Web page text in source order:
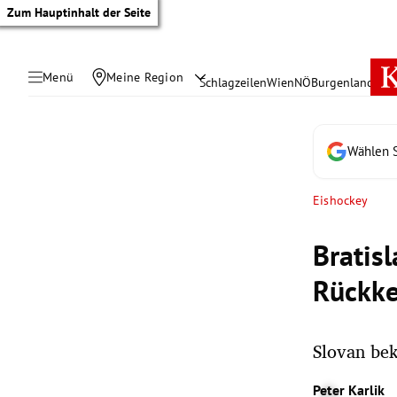
Zum Hauptinhalt der Seite
Menü Meine Region SchlagzeilenWienNÖBurgenland
Wählen
Eishockey
Slovan
Peter Karlik